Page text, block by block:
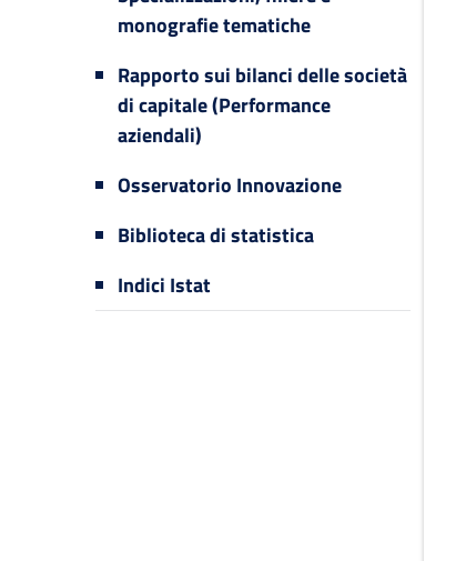
monografie tematiche
Rapporto sui bilanci delle società
di capitale (Performance
aziendali)
Osservatorio Innovazione
Biblioteca di statistica
Indici Istat